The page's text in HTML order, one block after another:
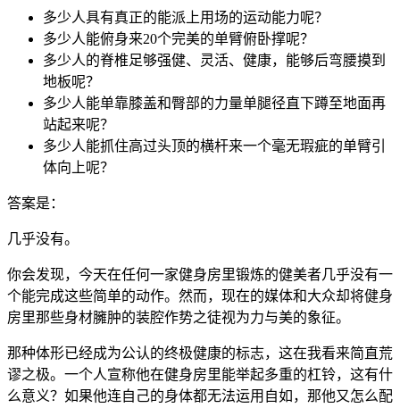
多少人具有真正的能派上用场的运动能力呢？
多少人能俯身来20个完美的单臂俯卧撑呢？
多少人的脊椎足够强健、灵活、健康，能够后弯腰摸到
地板呢？
多少人能单靠膝盖和臀部的力量单腿径直下蹲至地面再
站起来呢？
多少人能抓住高过头顶的横杆来一个毫无瑕疵的单臂引
体向上呢？
答案是：
几乎没有。
你会发现，今天在任何一家健身房里锻炼的健美者几乎没有一
个能完成这些简单的动作。然而，现在的媒体和大众却将健身
房里那些身材臃肿的装腔作势之徒视为力与美的象征。
那种体形已经成为公认的终极健康的标志，这在我看来简直荒
谬之极。一个人宣称他在健身房里能举起多重的杠铃，这有什
么意义？如果他连自己的身体都无法运用自如，那他又怎么配